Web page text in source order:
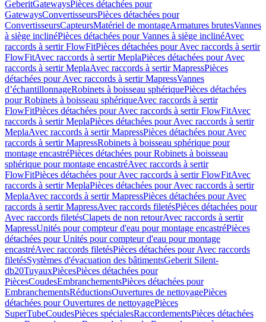
GeberitGatewaysPièces détachées pour
GatewaysConvertisseursPièces détachées pour
ConvertisseursCapteursMatériel de montageArmatures brutesVannes
à siège inclinéPièces détachées pour Vannes à siège inclinéAvec
raccords à sertir FlowFitPièces détachées pour Avec raccords à sertir
FlowFitAvec raccords à sertir MeplaPièces détachées pour Avec
raccords à sertir MeplaAvec raccords à sertir MapressPièces
détachées pour Avec raccords à sertir MapressVannes
d’échantillonnageRobinets à boisseau sphériquePièces détachées
pour Robinets à boisseau sphériqueAvec raccords à sertir
FlowFitPièces détachées pour Avec raccords à sertir FlowFitAvec
raccords à sertir MeplaPièces détachées pour Avec raccords à sertir
MeplaAvec raccords à sertir MapressPièces détachées pour Avec
raccords à sertir MapressRobinets à boisseau sphérique pour
montage encastréPièces détachées pour Robinets à boisseau
sphérique pour montage encastréAvec raccords à sertir
FlowFitPièces détachées pour Avec raccords à sertir FlowFitAvec
raccords à sertir MeplaPièces détachées pour Avec raccords à sertir
MeplaAvec raccords à sertir MapressPièces détachées pour Avec
raccords à sertir MapressAvec raccords filetésPièces détachées pour
Avec raccords filetésClapets de non retourAvec raccords à sertir
MapressUnités pour compteur d'eau pour montage encastréPièces
détachées pour Unités pour compteur d'eau pour montage
encastréAvec raccords filetésPièces détachées pour Avec raccords
filetésSystèmes d'évacuation des bâtimentsGeberit Silent-
db20TuyauxPiècesPièces détachées pour
PiècesCoudesEmbranchementsPièces détachées pour
EmbranchementsRéductionsOuvertures de nettoyagePièces
détachées pour Ouvertures de nettoyagePièces
SuperTubeCoudesPièces spécialesRaccordementsPièces détachées